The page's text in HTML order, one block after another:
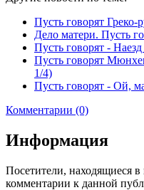
Пусть говорят Греко-
Дело матери. Пусть
Пусть говорят -
Пусть говорят
1/4)
Пусть говорят - Ой,
Комментарии (0)
Информация
Посетители, находящиеся в
комментарии к данной